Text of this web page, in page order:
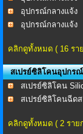
อุปกรณ์กลางแจ้ง
อุปกรณ์กลางแจ้ง
คลิกดูทั้งหมด ( 16 รา
สเปรย์ซิลิโคนอุปกร
สเปรย์ซิลิโคน
สเปรย์ซิลิโคนฉีด
คลิกดูทั้งหมด ( 2 ราย